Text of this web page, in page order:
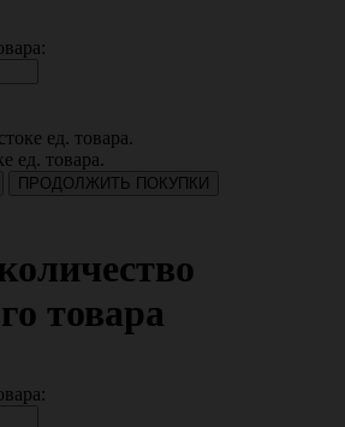
ед. товара.
ед. товара.
ПРОДОЛЖИТЬ ПОКУПКИ
товара